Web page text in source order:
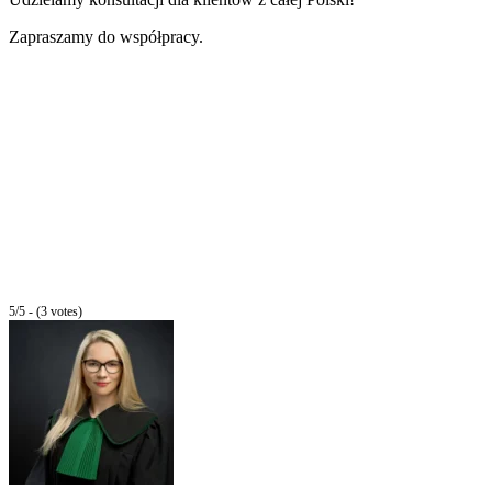
Zapraszamy do współpracy.
5/5 - (3 votes)